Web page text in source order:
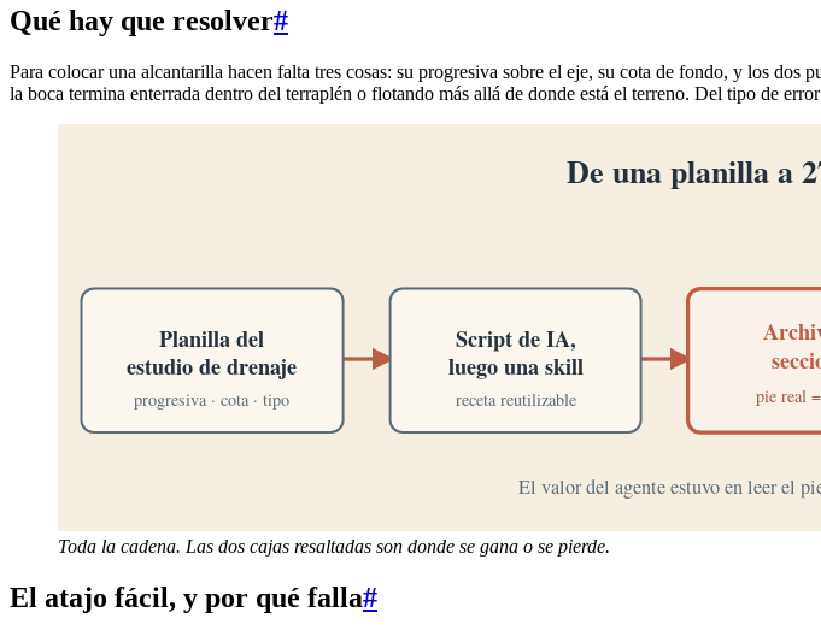
Qué hay que resolver#
Para colocar una alcantarilla hacen falta tres cosas: su progresiva sobre el eje, su cota de fondo, y los
la boca termina enterrada dentro del terraplén o flotando más allá de donde está el terreno. Del tipo de
Toda la cadena. Las dos cajas resaltadas son donde se gana o se pierde.
El atajo fácil, y por qué falla#